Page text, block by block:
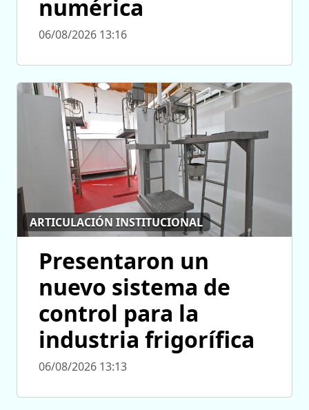
numérica
06/08/2026 13:16
ARTICULACIÓN INSTITUCIONAL
Presentaron un
nuevo sistema de
control para la
industria frigorífica
06/08/2026 13:13